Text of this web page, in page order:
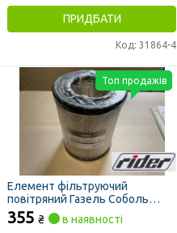
ПРИДБАТИ
Код: 31864-4
Елемент фільтруючий
повітряний Газель Соболь
(ЗМЗ 405) (RIDER)
355 ₴ в наявності
Топ продажів